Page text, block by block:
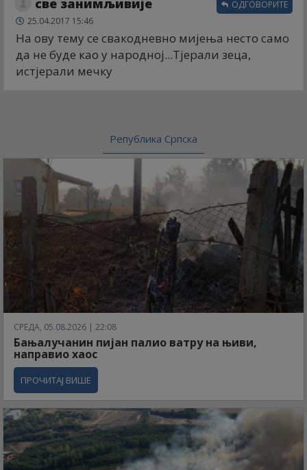
25.04.2017 15:46
На ову тему се свакодневно мијења несто само
да не буде као у народној...Тјерали зеца,
истјерали мечку
ОДГОВОРИТЕ
Република Српска
СРЕДА, 05.08.2026 | 22:08
Бањалучанин пијан палио ватру на њиви,
направио хаос
ПРОЧИТАЈ ВИШЕ